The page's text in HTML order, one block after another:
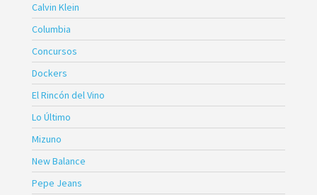
Calvin Klein
Columbia
Concursos
Dockers
El Rincón del Vino
Lo Último
Mizuno
New Balance
Pepe Jeans